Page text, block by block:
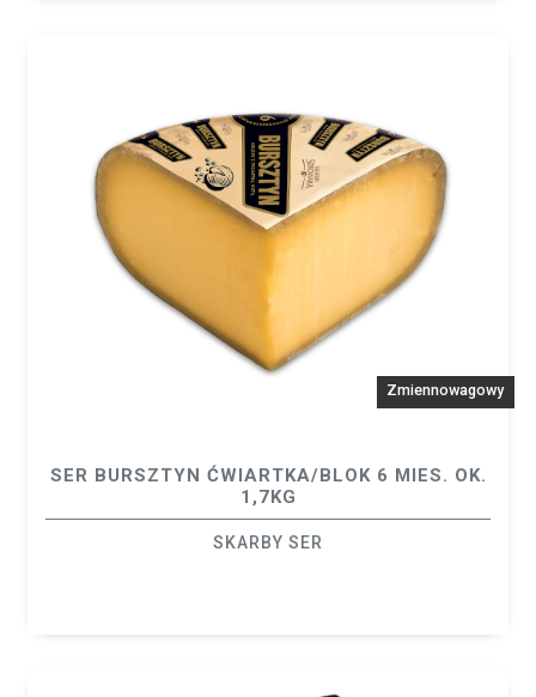
Zmiennowagowy
SER BURSZTYN ĆWIARTKA/BLOK 6 MIES. OK.
1,7KG
SKARBY SER